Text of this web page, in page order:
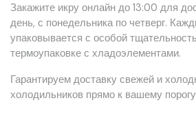
Закажите икру онлайн до 13:00 для
день, с понедельника по четверг.
упаковывается с особой
термоупаковке с хладоэлементами.
Гарантируем доставку свежей и
холодильников прямо к вашему